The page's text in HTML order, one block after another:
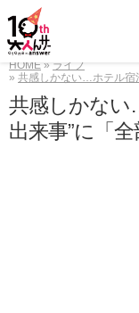
HOME
ライフ
共感しかない…ホテル宿
共感しかない
出来事”に「全